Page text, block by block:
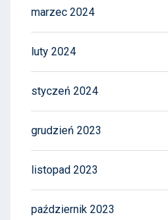
marzec 2024
luty 2024
styczeń 2024
grudzień 2023
listopad 2023
październik 2023